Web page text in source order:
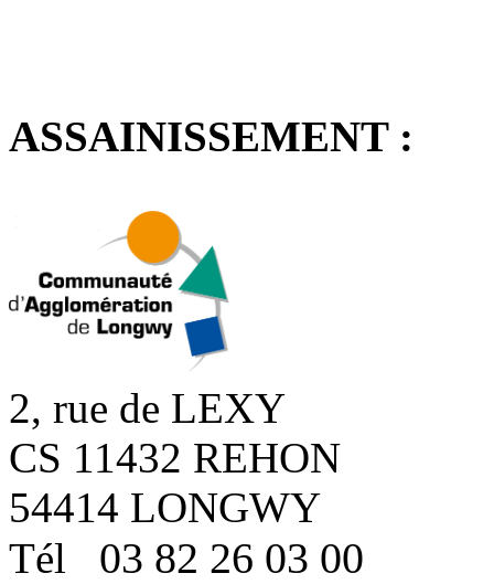
ASSAINISSEMENT :
2, rue de LEXY
CS 11432 REHON
54414 LONGWY
Tél 03 82 26 03 00